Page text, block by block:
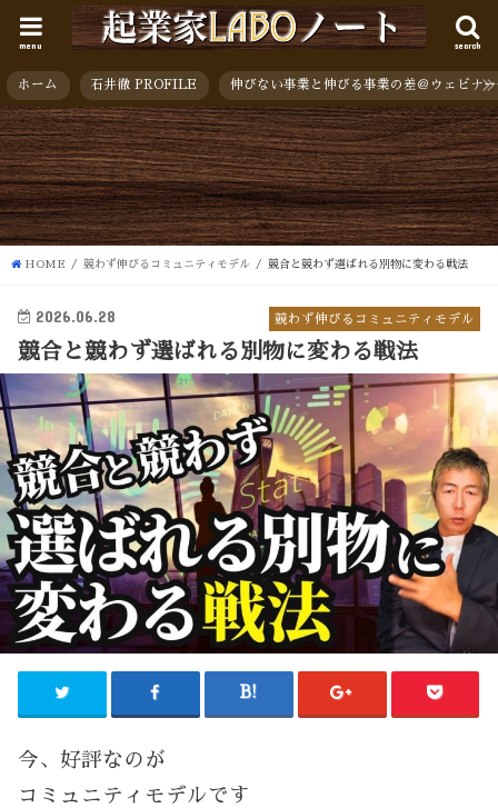
search
menu
ホーム 石井徹 PROFILE 伸びない事業と伸びる事業の差＠ウェビナ
HOME 競わず伸びるコミュニティモデル 競合と競わず選ばれる別物に変わる戦法
競わず伸びるコミュニティモデル
2026.06.28
競合と競わず選ばれる別物に変わる戦法
今、好評なのが
コミュニティモデルです